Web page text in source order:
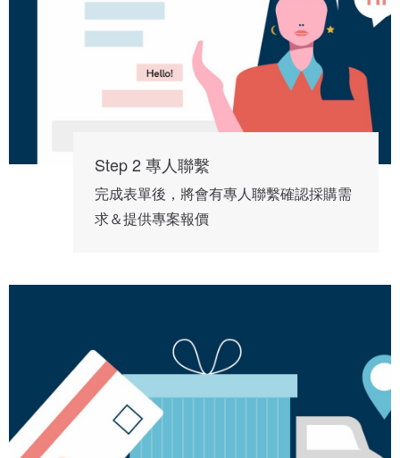
Step 2 專人聯繫
完成表單後，將會有專人聯繫確認採購需
求＆提供專案報價